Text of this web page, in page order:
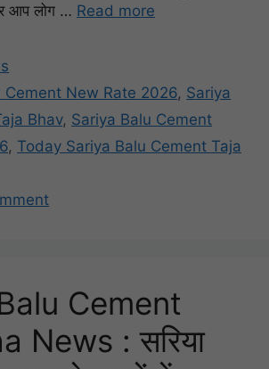
आप लोग … Read more
Cement New Rate 2026, Sariya
Bhav, Sariya Balu Cement
, Today Sariya Balu Cement Taja
Cement
News : सरिया